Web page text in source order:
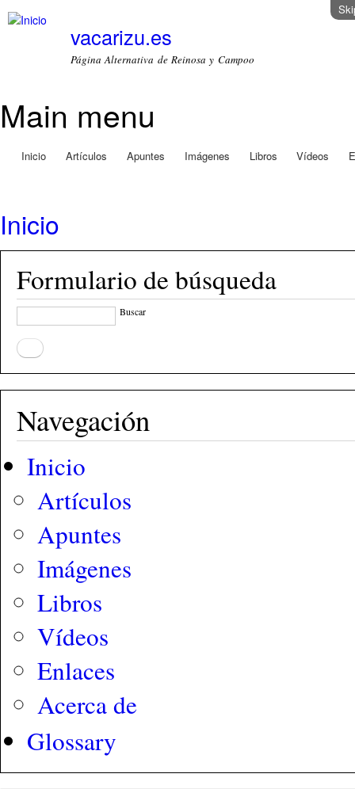
vacarizu.es
Página Alternativa de Reinosa y Campoo
Main menu
Inicio Artículos Apuntes Imágenes Libros Vídeos
Inicio
Formulario de búsqueda
Buscar
Navegación
Inicio
Artículos
Apuntes
Imágenes
Libros
Vídeos
Enlaces
Acerca de
Glossary